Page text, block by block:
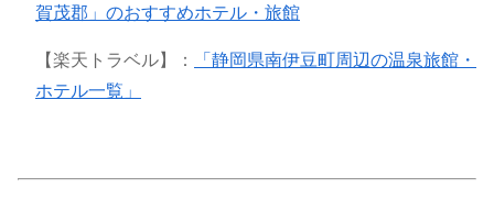
賀茂郡」のおすすめホテル・旅館
【楽天トラベル】：
「静岡県南伊豆町周辺の温泉旅館・
ホテル一覧」